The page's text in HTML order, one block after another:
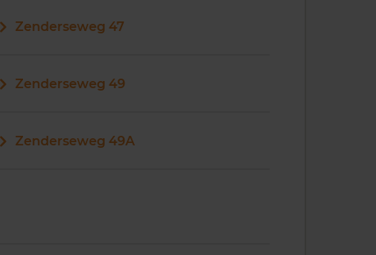
Zenderseweg 47
Zenderseweg 49
Zenderseweg 49A